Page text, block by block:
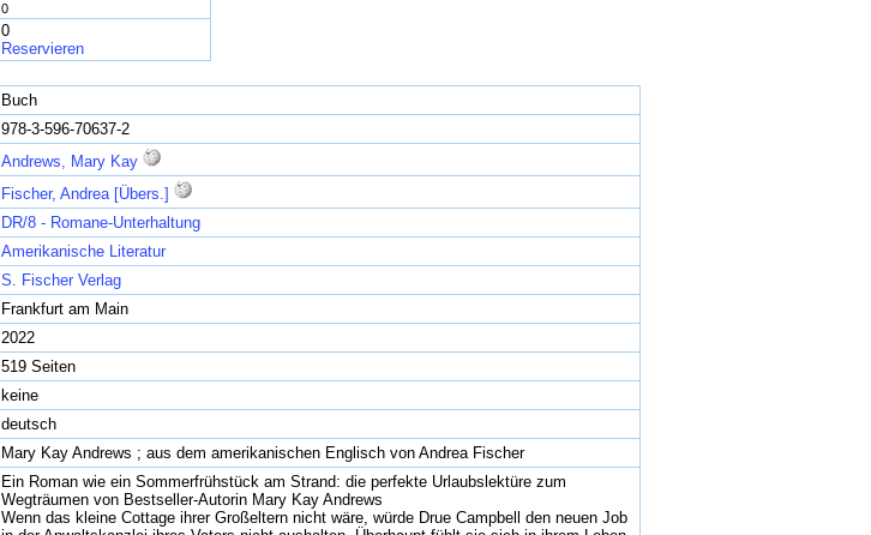
0
0
Reservieren
Buch
978-3-596-70637-2
Andrews, Mary Kay
Fischer, Andrea [Übers.]
DR/8 - Romane-Unterhaltung
Amerikanische Literatur
S. Fischer Verlag
Frankfurt am Main
2022
519 Seiten
keine
deutsch
Mary Kay Andrews ; aus dem amerikanischen Englisch von Andrea Fischer
Ein Roman wie ein Sommerfrühstück am Strand: die perfekte Urlaubslektüre zum
Wegträumen von Bestseller-Autorin Mary Kay Andrews
Wenn das kleine Cottage ihrer Großeltern nicht wäre, würde Drue Campbell den neuen Job